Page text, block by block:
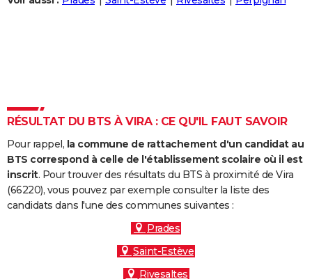
Carte de Noël
Carte Bonne année
Carte Saint-Valentin
Carte Pâques
Carte d'anniversaire
Dictionnaire
Biographies
Citations
Expressions
Proverbes
PROGRAMME TV
COPAINS D'AVANT
S'inscrire
Se connecter
Lycées
Collèges
Primaires
Universités
Entreprises
Service militaire
Avis de recherche
RÉSULTAT DU BTS À VIRA : CE QU'IL FAUT SAVOIR
Pour rappel, la commune de rattachement d'un candidat au
BTS correspond à celle de l'établissement scolaire où il est
inscrit. Pour trouver des résultats du BTS à proximité de Vira
(66220), vous pouvez par exemple consulter la liste des
candidats dans l'une des communes suivantes :
Prades
Saint-Estève
Rivesaltes